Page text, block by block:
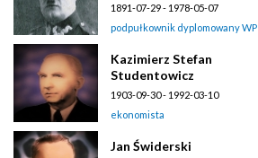
1891-07-29 - 1978-05-07
podpułkownik dyplomowany WP
Kazimierz Stefan
Studentowicz
1903-09-30 - 1992-03-10
ekonomista
Jan Świderski